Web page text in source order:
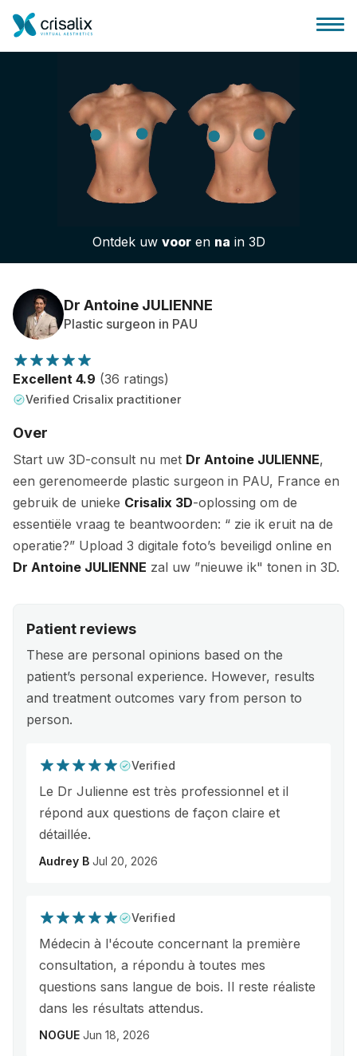
Huis chirurg
3D business platform
Patiëntrecensies
Ontdek uw vooren na in 3D
Dr Antoine JULIENNE
Plastic surgeon in PAU
Excellent 4.9 (36 ratings)
Verified Crisalix practitioner
Over
Start uw 3D-consult nu met Dr Antoine JULIENNE,
een gerenomeerde plastic surgeon in PAU, France en
gebruik de unieke Crisalix 3D-oplossing om de
essentiële vraag te beantwoorden: “ zie ik eruit na de
operatie?” Upload 3 digitale foto’s beveiligd online en
Dr Antoine JULIENNE zal uw ”nieuwe ik" tonen in 3D.
Patient reviews
These are personal opinions based on the
patient’s personal experience. However, results
and treatment outcomes vary from person to
person.
Verified
Le Dr Julienne est très professionnel et il
répond aux questions de façon claire et
détaillée.
Audrey B Jul 20, 2026
Verified
Médecin à l'écoute concernant la première
consultation, a répondu à toutes mes
questions sans langue de bois. Il reste réaliste
dans les résultats attendus.
NOGUE Jun 18, 2026